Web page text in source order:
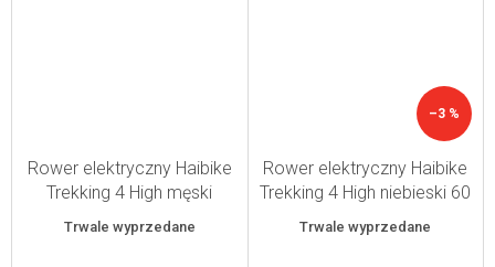
Rower elektryczny Haibike
Trekking 4 High męski
niebieski/pomarańczowy/srebrny
2025 XXL
Trwale wyprzedane
–3 %
Rower elektryczny Haibike
Trekking 4 High niebieski 60
Trwale wyprzedane